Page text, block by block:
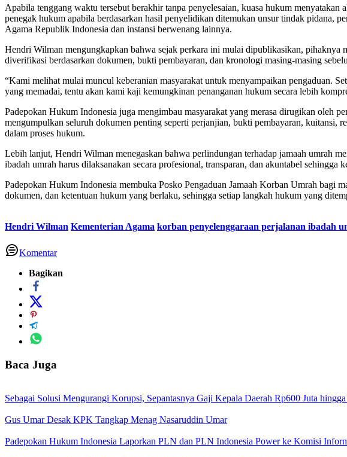
Apabila tenggang waktu tersebut berakhir tanpa penyelesaian, kuasa hukum
penegak hukum apabila berdasarkan hasil penyelidikan ditemukan unsur tindak pidana,
Agama Republik Indonesia dan instansi berwenang lainnya.
Hendri Wilman mengungkapkan bahwa sejak perkara ini mulai dipublikasikan, pihaknya
diverifikasi berdasarkan dokumen, bukti pembayaran, dan kronologi masing-masing
“Kami melihat mulai muncul keberanian masyarakat untuk menyampaikan pengaduan.
yang memadai, tentu akan kami kaji kemungkinan penanganan hukum secara lebih
Padepokan Hukum Indonesia juga mengimbau masyarakat yang merasa dirugikan oleh
mengumpulkan seluruh dokumen penting seperti perjanjian, bukti pembayaran, kuitansi,
dalam proses hukum.
Lebih lanjut, Hendri Wilman menegaskan bahwa perlindungan terhadap jamaah umrah
ibadah umrah harus dilaksanakan secara profesional, transparan, dan akuntabel sehingga
Padepokan Hukum Indonesia membuka Posko Pengaduan Jamaah Korban Umrah bagi
dokumen, dan ketentuan hukum yang berlaku, sehingga setiap langkah hukum yang
Hendri Wilman Kementerian Agama korban penyelenggaraan perjalanan ibadah
Komentar
Bagikan
Baca Juga
Sebagai Solusi Mengurangi Korupsi, Sepantasnya Gaji Kepala Daerah Rp600 Juta
Gus Umar Desak KPK Tangkap Menag Nasaruddin Umar
Padepokan Hukum Indonesia Laporkan PLN dan PLN Indonesia Power ke Komisi